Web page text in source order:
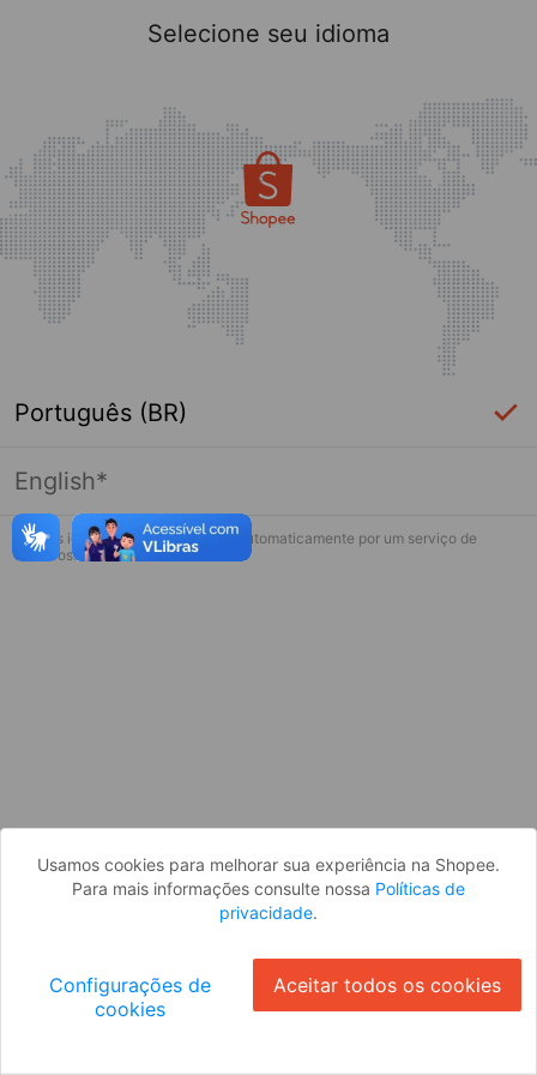
Página indisponível
Desculpe, algo deu errado. Faça login
Selecione seu idioma
Português (BR)
English*
* Esses idiomas serão traduzidos automaticamente por um serviço de
terceiros.
Usamos cookies para melhorar sua experiência na Shopee.
Para mais informações consulte nossa Políticas de
privacidade.
Configurações de
cookies
Aceitar todos os cookies